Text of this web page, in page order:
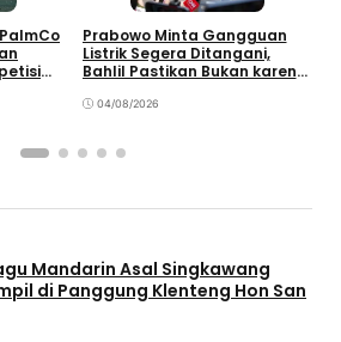
PalmCo
Prabowo Minta Gangguan
Listrik Segera Ditangani,
Bahlil Pastikan Bukan karena
04/08/2026
Mandarin Asal Singkawang
di Panggung Klenteng Hon San